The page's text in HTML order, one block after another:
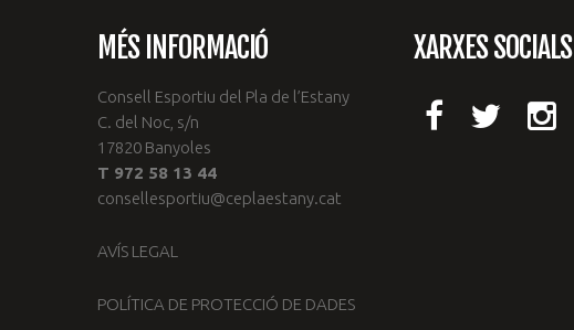
MÉS INFORMACIÓ
Consell Esportiu del Pla de l’Estany
C. del Noc, s/n
17820 Banyoles
T 972 58 13 44
consellesportiu@ceplaestany.cat
AVÍS LEGAL
POLÍTICA DE PROTECCIÓ DE DADES
XARXES SOCIALS